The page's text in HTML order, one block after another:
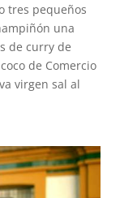
tres pequeños
una
de curry de
de Comercio
virgen sal al